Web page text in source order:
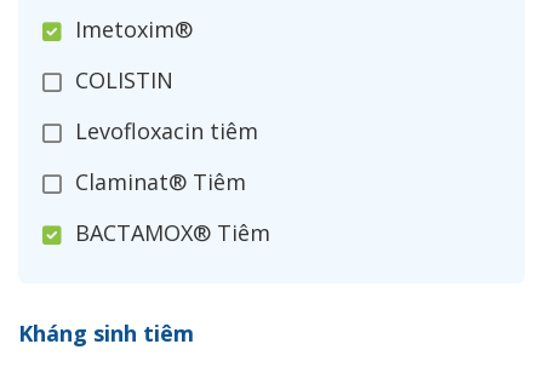
Imetoxim®
COLISTIN
Levofloxacin tiêm
Claminat® Tiêm
BACTAMOX® Tiêm
Ceftizoxim®
Kháng sinh tiêm